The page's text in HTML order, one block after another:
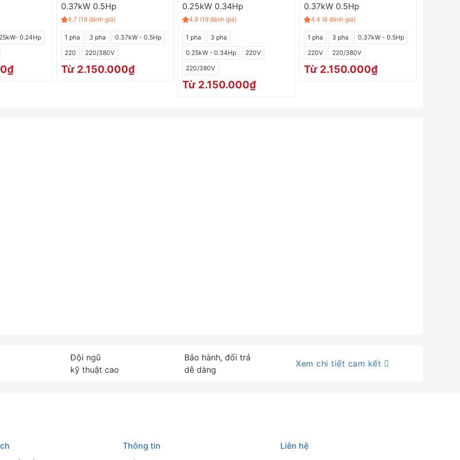
mini 60W
sản phẩm
0.24Hp
0.37kW 0.5Hp
4.7 (19 đánh giá)
1 pha 3 pha
0.37kW - 0.5Hp
220
220/380V
Từ 2.150.000₫
0.25kW 0.34Hp
4.8 (19 đánh giá)
1 pha
3 pha
0.25kW - 0.34Hp
220V
220/380V
Từ 2.150.000₫
0.37kW 0.5Hp
4.4 (6 đánh giá)
1 pha 3 pha
0.37kW - 0.5Hp
220V
220/380V
Từ 2.150.000₫
Đội ngũ
kỹ thuật cao
Bảo hành, đổi trả
dễ dàng
Xem chi tiết cam kết
Thông tin
Liên hệ